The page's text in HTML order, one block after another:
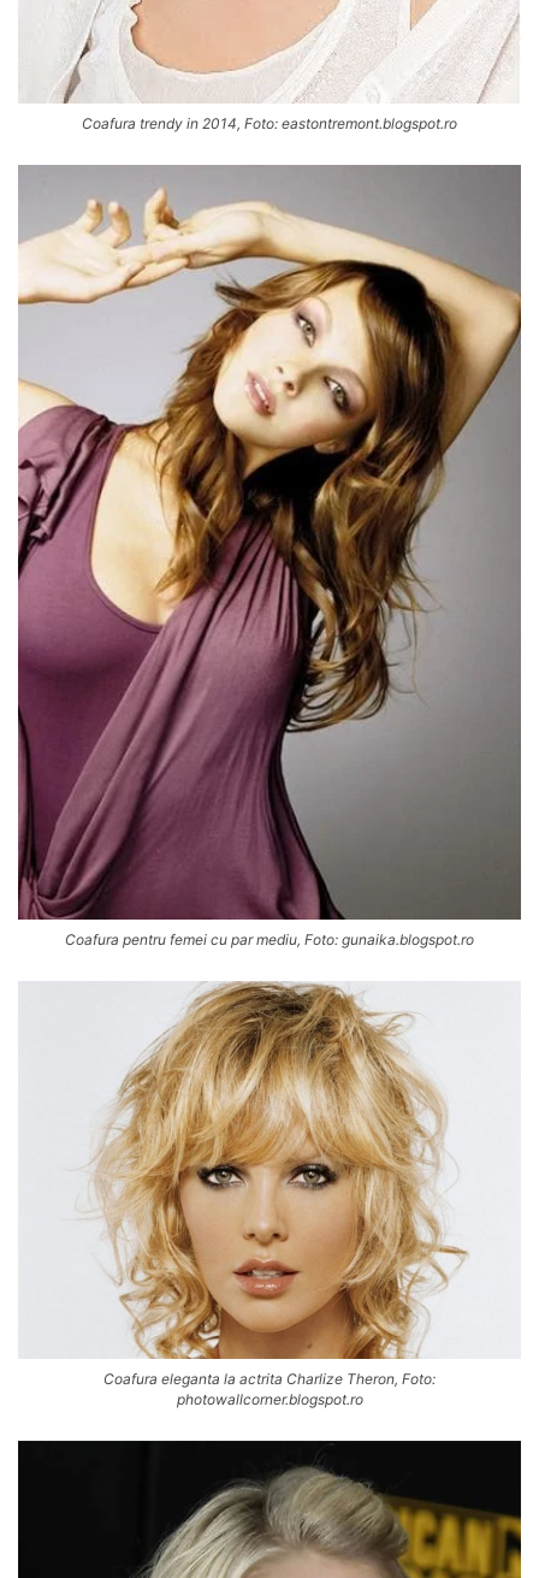
Coafura trendy in 2014, Foto: eastontremont.blogspot.ro
Coafura pentru femei cu par mediu, Foto: gunaika.blogspot.ro
Coafura eleganta la actrita Charlize Theron, Foto:
photowallcorner.blogspot.ro